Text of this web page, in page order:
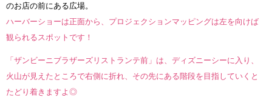
のお店の前にある広場。
ハーバーショーは正面から、プロジェクションマッピングは左を向けば
観られるスポットです！
「ザンビーニブラザーズリストランテ前」は、ディズニーシーに入り、
火山が見えたところで右側に折れ、その先にある階段を目指していくと
たどり着きますよ◎